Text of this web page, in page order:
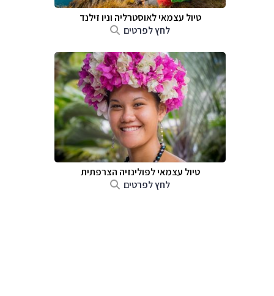
טיול עצמאי לאוסטרליה וניו זילנד
לחץ לפרטים
טיול עצמאי לפולינזיה הצרפתית
לחץ לפרטים